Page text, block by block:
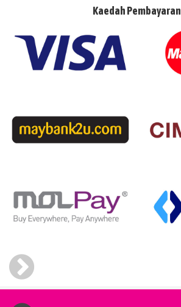
Kaedah Pembayaran